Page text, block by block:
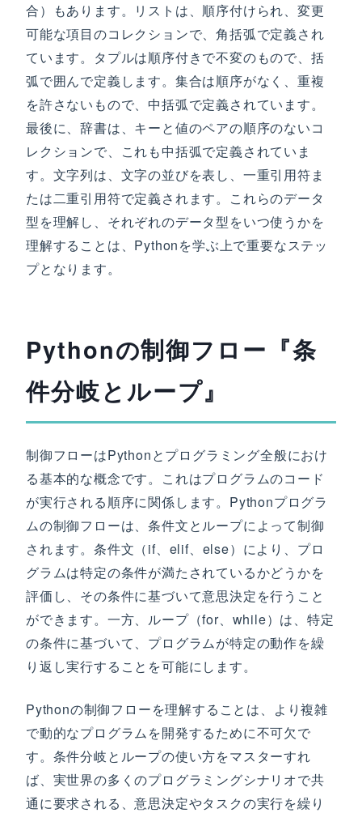
合）もあります。リストは、順序付けられ、変更
可能な項目のコレクションで、角括弧で定義され
ています。タプルは順序付きで不変のもので、括
弧で囲んで定義します。集合は順序がなく、重複
を許さないもので、中括弧で定義されています。
最後に、辞書は、キーと値のペアの順序のないコ
レクションで、これも中括弧で定義されていま
す。文字列は、文字の並びを表し、一重引用符ま
たは二重引用符で定義されます。これらのデータ
型を理解し、それぞれのデータ型をいつ使うかを
理解することは、Pythonを学ぶ上で重要なステッ
プとなります。
Pythonの制御フロー『条
件分岐とループ』
制御フローはPythonとプログラミング全般におけ
る基本的な概念です。これはプログラムのコード
が実行される順序に関係します。Pythonプログラ
ムの制御フローは、条件文とループによって制御
されます。条件文（if、elif、else）により、プロ
グラムは特定の条件が満たされているかどうかを
評価し、その条件に基づいて意思決定を行うこと
ができます。一方、ループ（for、while）は、特定
の条件に基づいて、プログラムが特定の動作を繰
り返し実行することを可能にします。
Pythonの制御フローを理解することは、より複雑
で動的なプログラムを開発するために不可欠で
す。条件分岐とループの使い方をマスターすれ
ば、実世界の多くのプログラミングシナリオで共
通に要求される、意思決定やタスクの実行を繰り